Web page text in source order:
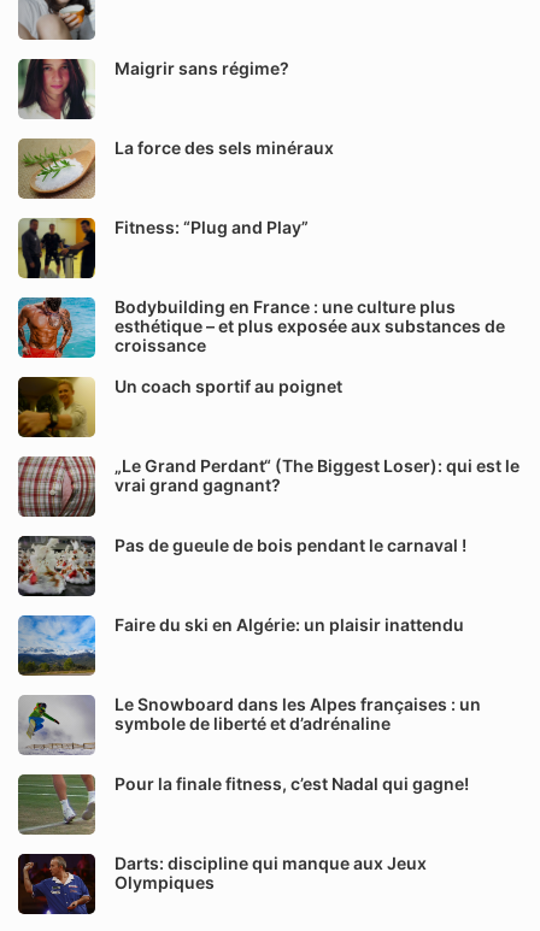
Maigrir sans régime?
La force des sels minéraux
Fitness: “Plug and Play”
Bodybuilding en France : une culture plus
esthétique – et plus exposée aux substances de
croissance
Un coach sportif au poignet
„Le Grand Perdant“ (The Biggest Loser): qui est le
vrai grand gagnant?
Pas de gueule de bois pendant le carnaval !
Faire du ski en Algérie: un plaisir inattendu
Le Snowboard dans les Alpes françaises : un
symbole de liberté et d’adrénaline
Pour la finale fitness, c’est Nadal qui gagne!
Darts: discipline qui manque aux Jeux
Olympiques